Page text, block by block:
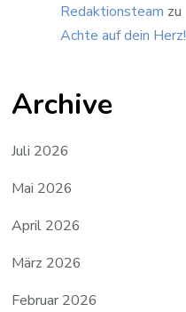
Redaktionsteam zu
Achte auf dein Herz!
Archive
Juli 2026
Mai 2026
April 2026
März 2026
Februar 2026